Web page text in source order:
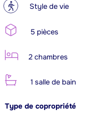
? Style de vie
5 pièces
2 chambres
1 salle de bain
Type de copropriété